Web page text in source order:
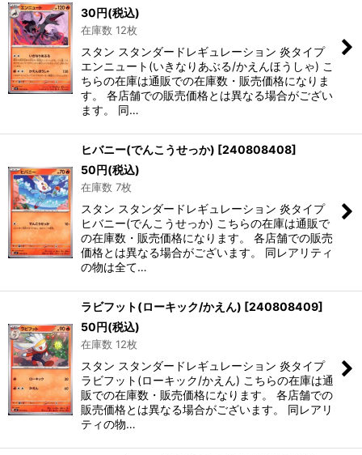
30円(税込)
在庫数 12枚
スタン スタンダードレギュレーション 炎タイプ
エンニュート(いきなりあぶる/かえんほうしゃ) こ
ちらの在庫は通販での在庫数・販売価格になりま
す。 各店舗での販売価格とは異なる場合がござい
ます。 同…
ヒバニー(でんこうせっか) [240808408]
50円(税込)
在庫数 7枚
スタン スタンダードレギュレーション 炎タイプ
ヒバニー(でんこうせっか) こちらの在庫は通販で
の在庫数・販売価格になります。 各店舗での販売
価格とは異なる場合がございます。 同レアリティ
の物は全て…
ラビフット(ローキック/かえん) [240808409]
50円(税込)
在庫数 12枚
スタン スタンダードレギュレーション 炎タイプ
ラビフット(ローキック/かえん) こちらの在庫は通
販での在庫数・販売価格になります。 各店舗での
販売価格とは異なる場合がございます。 同レアリ
ティの物…